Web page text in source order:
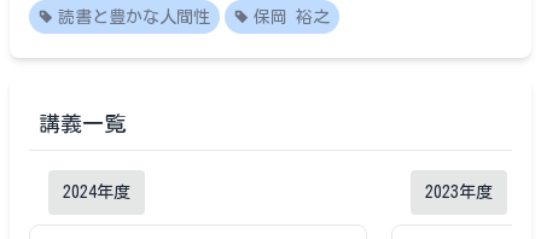
読書と豊かな人間性 保岡 裕之
講義一覧
2024年度 2023年度